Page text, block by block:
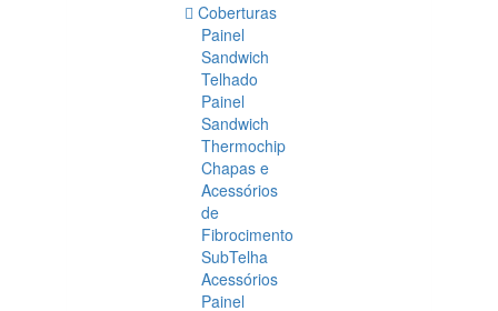
Coberturas
Painel
Sandwich
Telhado
Painel
Sandwich
Thermochip
Chapas e
Acessórios
de
Fibrocimento
SubTelha
Acessórios
Painel